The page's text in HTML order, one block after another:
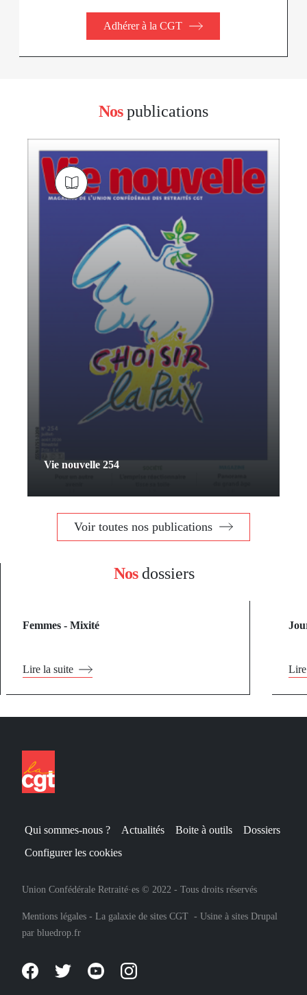
Adhérer à la CGT
block
Nospublications
Vie nouvelle 254
Voir toutes nos publications
Nosdossiers
Femmes - Mixité
Lire la suite
Qui sommes-nous ? Actualités Boite à outils
Dossiers
Configurer les cookies
Union Confédérale Retraité·es © 2022 - Tous droits réservés
Mentions légales - La galaxie de sites CGT - Usine à sites Drupal
par bluedrop.fr